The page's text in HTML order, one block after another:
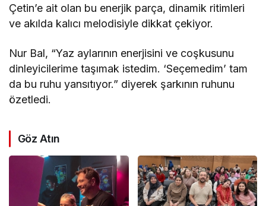
Çetin’e ait olan bu enerjik parça, dinamik ritimleri
ve akılda kalıcı melodisiyle dikkat çekiyor.
Nur Bal, “Yaz aylarının enerjisini ve coşkusunu
dinleyicilerime taşımak istedim. ‘Seçemedim’ tam
da bu ruhu yansıtıyor.” diyerek şarkının ruhunu
özetledi.
Göz Atın